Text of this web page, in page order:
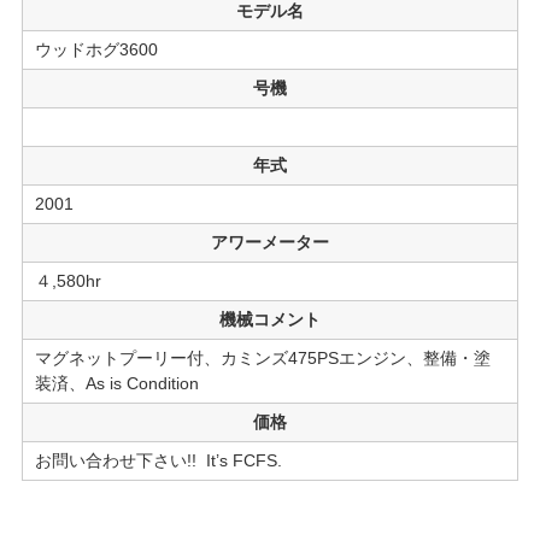
モデル名
ウッドホグ3600
号機
年式
2001
アワーメーター
４,580hr
機械コメント
マグネットプーリー付、カミンズ475PSエンジン、整備・塗
装済、As is Condition
価格
お問い合わせ下さい!! It’s FCFS.